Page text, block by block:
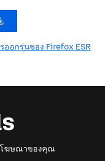
ออกรุ่นของ Firefox ESR
โฆษณาของคุณ